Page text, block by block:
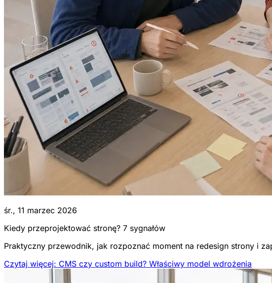
śr., 11 marzec 2026
Kiedy przeprojektować stronę? 7 sygnałów
Praktyczny przewodnik, jak rozpoznać moment na redesign strony i
Czytaj więcej: CMS czy custom build? Właściwy model wdrożenia